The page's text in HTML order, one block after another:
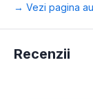
→ Vezi pagina
Recenzii